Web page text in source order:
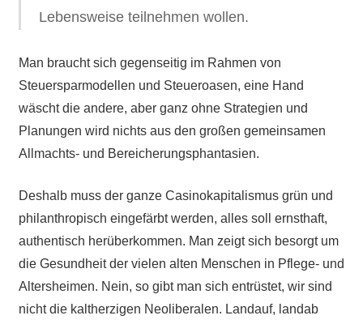
Lebensweise teilnehmen wollen.
Man braucht sich gegenseitig im Rahmen von
Steuersparmodellen und Steueroasen, eine Hand
wäscht die andere, aber ganz ohne Strategien und
Planungen wird nichts aus den großen gemeinsamen
Allmachts- und Bereicherungsphantasien.
Deshalb muss der ganze Casinokapitalismus grün und
philanthropisch eingefärbt werden, alles soll ernsthaft,
authentisch herüberkommen. Man zeigt sich besorgt um
die Gesundheit der vielen alten Menschen in Pflege- und
Altersheimen. Nein, so gibt man sich entrüstet, wir sind
nicht die kaltherzigen Neoliberalen. Landauf, landab